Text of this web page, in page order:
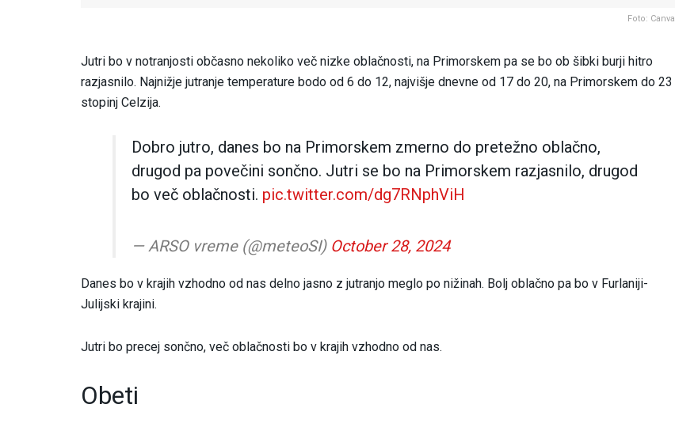
Foto: Canva
Jutri bo v notranjosti občasno nekoliko več nizke oblačnosti, na Primorskem pa se bo ob šibki burji hitro
razjasnilo. Najnižje jutranje temperature bodo od 6 do 12, najvišje dnevne od 17 do 20, na Primorskem do 23
stopinj Celzija.
Dobro jutro, danes bo na Primorskem zmerno do pretežno oblačno,
drugod pa povečini sončno. Jutri se bo na Primorskem razjasnilo, drugod
bo več oblačnosti. pic.twitter.com/dg7RNphViH
— ARSO vreme (@meteoSI) October 28, 2024
Danes bo v krajih vzhodno od nas delno jasno z jutranjo meglo po nižinah. Bolj oblačno pa bo v Furlaniji-
Julijski krajini.
Jutri bo precej sončno, več oblačnosti bo v krajih vzhodno od nas.
Obeti